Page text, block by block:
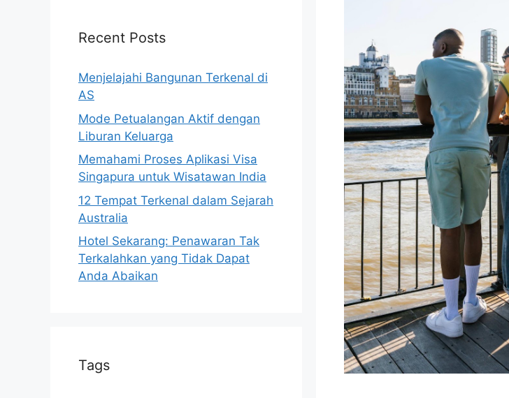
Recent Posts
Menjelajahi Bangunan Terkenal di
AS
Mode Petualangan Aktif dengan
Liburan Keluarga
Memahami Proses Aplikasi Visa
Singapura untuk Wisatawan India
12 Tempat Terkenal dalam Sejarah
Australia
Hotel Sekarang: Penawaran Tak
Terkalahkan yang Tidak Dapat
Anda Abaikan
Tags